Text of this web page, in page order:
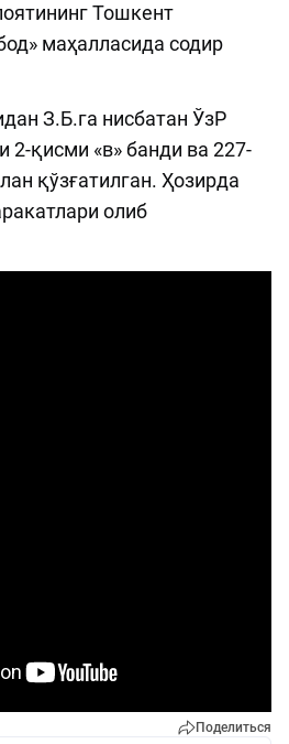
Тошкент
маҳалласида содир
З.Б.га нисбатан ЎзР
қисми «в» банди ва 227-
қўзғатилган. Ҳозирда
олиб
Поделиться